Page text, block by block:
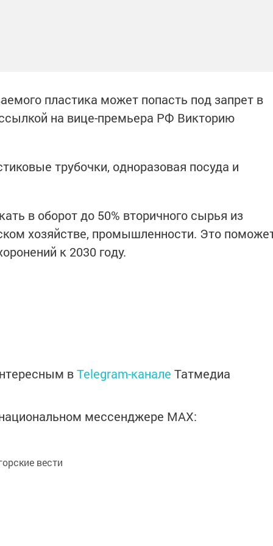
пластика может попасть под запрет в
на вице-премьера РФ Викторию
трубочки, одноразовая посуда и
в оборот до 50% вторичного сырья из
хозяйстве, промышленности. Это
к 2030 году.
вTelegram-канале Татмедиа
мессенджере MАХ:
вести